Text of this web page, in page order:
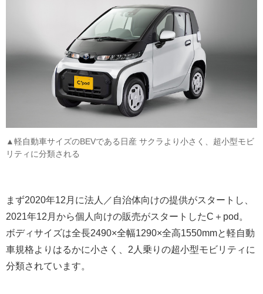
▲軽自動車サイズのBEVである日産 サクラより小さく、超小型モビ
リティに分類される
まず2020年12月に法人／自治体向けの提供がスタートし、
2021年12月から個人向けの販売がスタートしたC＋pod。
ボディサイズは全長2490×全幅1290×全高1550mmと軽自動
車規格よりはるかに小さく、2人乗りの超小型モビリティに
分類されています。